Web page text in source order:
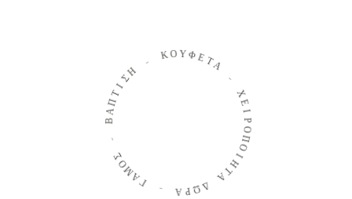
Γ
Α
Μ
Ο
Β
Α
Π
Τ
Ι
ΣΗ
Κ Ο ΥΦ ΕΤΑ
Χ
Ε
Ι
Ρ
Ο
Π
Ο
Ι
Η
Τ
Α
Δ
Ω
Ρ
Α